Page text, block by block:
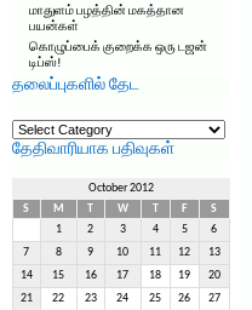
மாதுளம் பழத்தின் மகத்தான
பயன்கள்
கொழுப்பைக் குறைக்க ஒரு டஜன்
டிப்ஸ்!
தலைப்புகளில் தேட
தலைப்புகளில்
தேட
தேதிவாரியாக பதிவுகள்
October 2012
S
M W F
S
1
2 3 4 5 6
7 8 9 10 11 12 13
14 15 16 17 18 19 20
21 22 23 24 25 26 27